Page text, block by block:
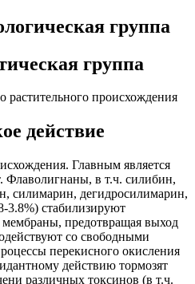
группа
группа
растительного происхождения
действие
Главным является
Флаволигнаны, в т.ч. силибин,
силимарин, дегидросилимарин,
3.8%) стабилизируют
предотвращая выход
со свободными
перекисного окисления
действию тормозят
различных токсинов (в т.ч.